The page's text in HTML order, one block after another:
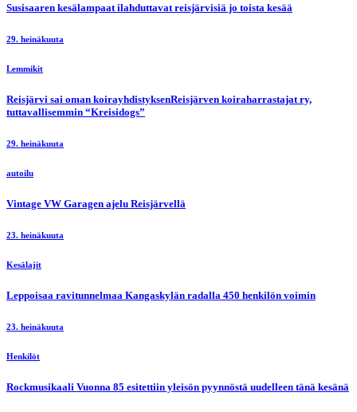
Susisaaren kesälampaat ilahduttavat reisjärvisiä jo toista kesää
29. heinäkuuta
Lemmikit
Reisjärvi sai oman koirayhdistyksenReisjärven koiraharrastajat ry,
tuttavallisemmin “Kreisidogs”
29. heinäkuuta
autoilu
Vintage VW Garagen ajelu Reisjärvellä
23. heinäkuuta
Kesälajit
Leppoisaa ravitunnelmaa Kangaskylän radalla 450 henkilön voimin
23. heinäkuuta
Henkilöt
Rockmusikaali Vuonna 85 esitettiin yleisön pyynnöstä uudelleen tänä kesänä